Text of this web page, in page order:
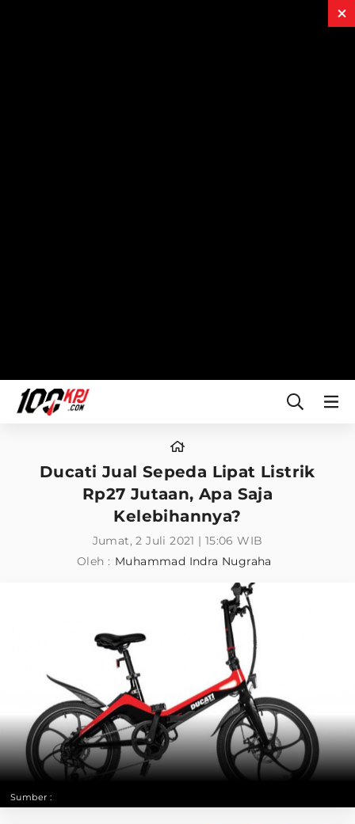
Ducati Jual Sepeda Lipat Listrik
Rp27 Jutaan, Apa Saja
Kelebihannya?
Jumat, 2 Juli 2021 | 15:06 WIB
Oleh : Muhammad Indra Nugraha
Sumber :